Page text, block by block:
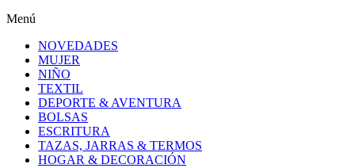
Menú
NOVEDADES
MUJER
NIÑO
TEXTIL
DEPORTE & AVENTURA
BOLSAS
ESCRITURA
TAZAS, JARRAS & TERMOS
HOGAR & DECORACIÓN